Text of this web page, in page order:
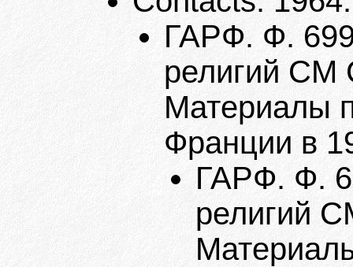
ГАРФ. Ф.
религий
Материалы
Франции в
ГАРФ. Ф.
религий